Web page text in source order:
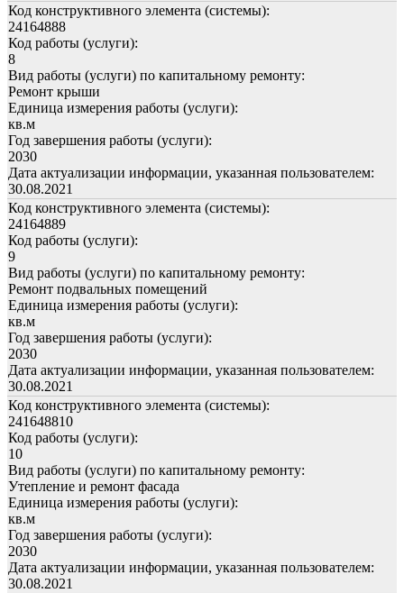
Код конструктивного элемента (системы):
24164888
Код работы (услуги):
8
Вид работы (услуги) по капитальному ремонту:
Ремонт крыши
Единица измерения работы (услуги):
кв.м
Год завершения работы (услуги):
2030
Дата актуализации информации, указанная пользователем:
30.08.2021
Код конструктивного элемента (системы):
24164889
Код работы (услуги):
9
Вид работы (услуги) по капитальному ремонту:
Ремонт подвальных помещений
Единица измерения работы (услуги):
кв.м
Год завершения работы (услуги):
2030
Дата актуализации информации, указанная пользователем:
30.08.2021
Код конструктивного элемента (системы):
241648810
Код работы (услуги):
10
Вид работы (услуги) по капитальному ремонту:
Утепление и ремонт фасада
Единица измерения работы (услуги):
кв.м
Год завершения работы (услуги):
2030
Дата актуализации информации, указанная пользователем:
30.08.2021